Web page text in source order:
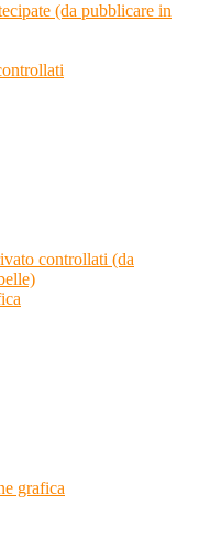
(da pubblicare in
controllati (da
grafica